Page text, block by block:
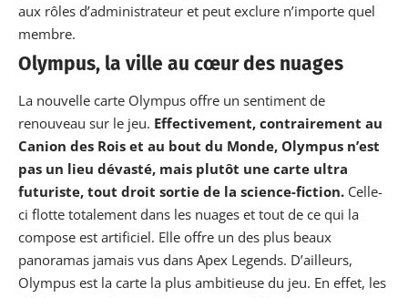
aux rôles d’administrateur et peut exclure n’importe quel
membre.
Olympus, la ville au cœur des nuages
La nouvelle carte Olympus offre un sentiment de
renouveau sur le jeu. Effectivement, contrairement au
Canion des Rois et au bout du Monde, Olympus n’est
pas un lieu dévasté, mais plutôt une carte ultra
futuriste, tout droit sortie de la science-fiction. Celle-
ci flotte totalement dans les nuages et tout de ce qui la
compose est artificiel. Elle offre un des plus beaux
panoramas jamais vus dans Apex Legends. D’ailleurs,
Olympus est la carte la plus ambitieuse du jeu. En effet, les